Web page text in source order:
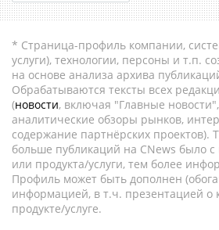
* Страница-профиль компании,
услуги), технологии, персоны и т.п.
на основе анализа архива
Обрабатываются тексты всех
(новости, включая "Главные новости",
аналитические обзоры рынков,
содержание партнёрских проектов).
больше публикаций на CNews было
или продукта/услуги, тем более
Профиль может быть дополнен
информацией, в т.ч. презентацией о
продукте/услуге.